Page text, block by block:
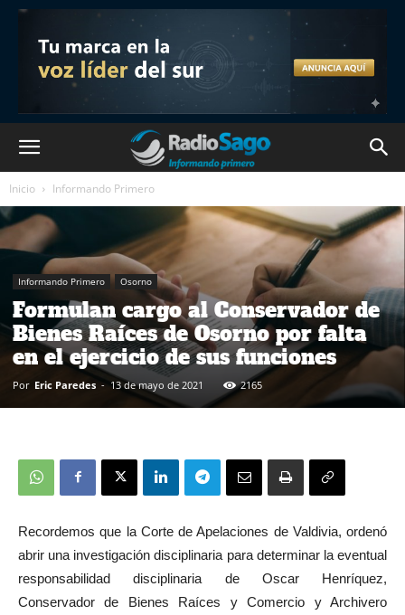
Inicio Informando Primero
Informando Primero Osorno
Formulan cargo al Conservador de
Bienes Raíces de Osorno por falta
en el ejercicio de sus funciones
Por Eric Paredes - 13 de mayo de 2021 2165
Recordemos que la Corte de Apelaciones de Valdivia, ordenó
abrir una investigación disciplinaria para determinar la eventual
responsabilidad disciplinaria de Oscar Henríquez,
Conservador de Bienes Raíces y Comercio y Archivero